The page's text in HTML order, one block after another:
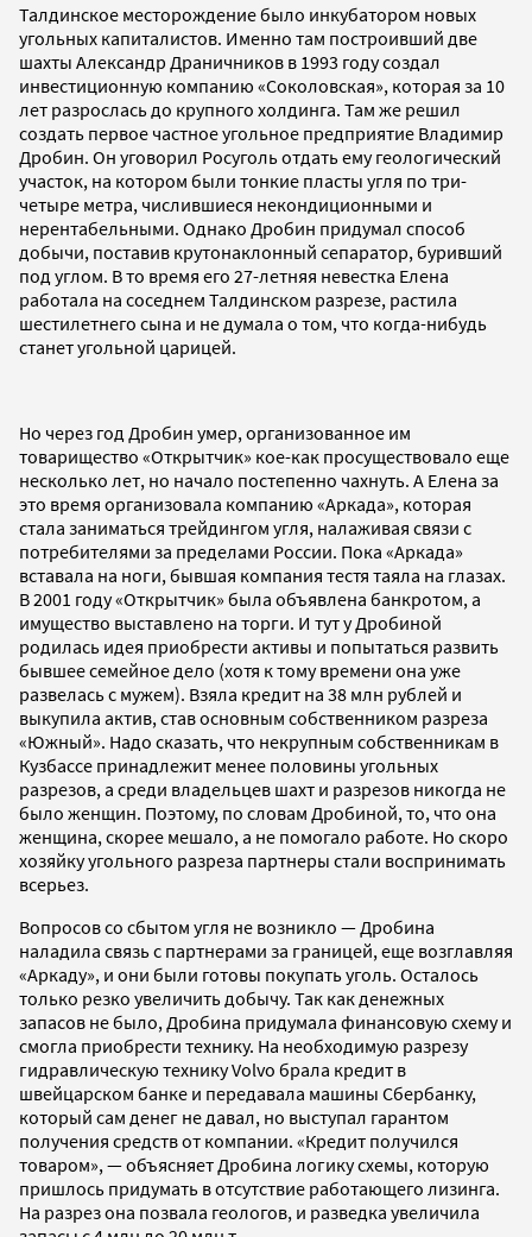
Талдинское месторождение было инкубатором новых
угольных капиталистов. Именно там построивший две
шахты Александр Драничников в 1993 году создал
инвестиционную компанию «Соколовская», которая за 10
лет разрослась до крупного холдинга. Там же решил
создать первое частное угольное предприятие Владимир
Дробин. Он уговорил Росуголь отдать ему геологический
участок, на котором были тонкие пласты угля по три-
четыре метра, числившиеся некондиционными и
нерентабельными. Однако Дробин придумал способ
добычи, поставив крутонаклонный сепаратор, буривший
под углом. В то время его 27-летняя невестка Елена
работала на соседнем Талдинском разрезе, растила
шестилетнего сына и не думала о том, что когда-нибудь
станет угольной царицей.
Но через год Дробин умер, организованное им
товарищество «Открытчик» кое-как просуществовало еще
несколько лет, но начало постепенно чахнуть. А Елена за
это время организовала компанию «Аркада», которая
стала заниматься трейдингом угля, налаживая связи с
потребителями за пределами России. Пока «Аркада»
вставала на ноги, бывшая компания тестя таяла на глазах.
В 2001 году «Открытчик» была объявлена банкротом, а
имущество выставлено на торги. И тут у Дробиной
родилась идея приобрести активы и попытаться развить
бывшее семейное дело (хотя к тому времени она уже
развелась с мужем). Взяла кредит на 38 млн рублей и
выкупила актив, став основным собственником разреза
«Южный». Надо сказать, что некрупным собственникам в
Кузбассе принадлежит менее половины угольных
разрезов, а среди владельцев шахт и разрезов никогда не
было женщин. Поэтому, по словам Дробиной, то, что она
женщина, скорее мешало, а не помогало работе. Но скоро
хозяйку угольного разреза партнеры стали воспринимать
всерьез.
Вопросов со сбытом угля не возникло — Дробина
наладила связь с партнерами за границей, еще возглавляя
«Аркаду», и они были готовы покупать уголь. Осталось
только резко увеличить добычу. Так как денежных
запасов не было, Дробина придумала финансовую схему и
смогла приобрести технику. На необходимую разрезу
гидравлическую технику Volvo брала кредит в
швейцарском банке и передавала машины Сбербанку,
который сам денег не давал, но выступал гарантом
получения средств от компании. «Кредит получился
товаром», — объясняет Дробина логику схемы, которую
пришлось придумать в отсутствие работающего лизинга.
На разрез она позвала геологов, и разведка увеличила